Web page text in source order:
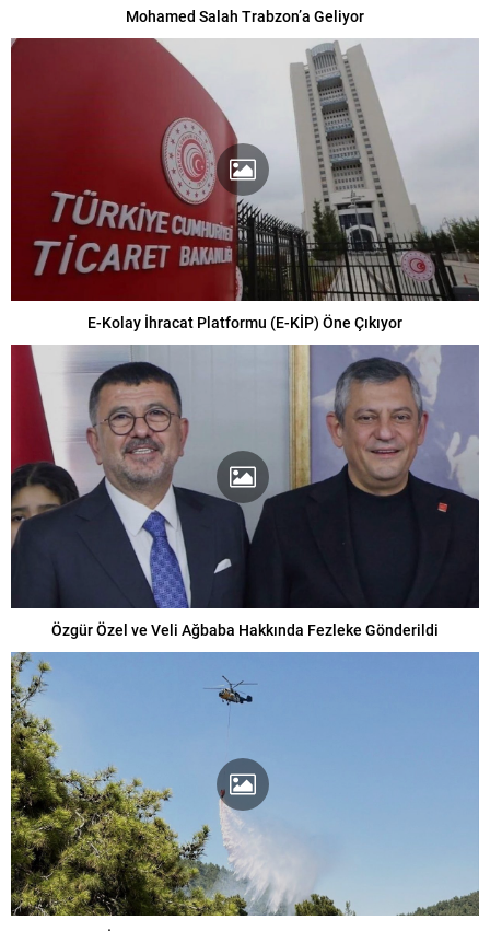
Mohamed Salah Trabzon’a Geliyor
E-Kolay İhracat Platformu (E-KİP) Öne Çıkıyor
Özgür Özel ve Veli Ağbaba Hakkında Fezleke Gönderildi